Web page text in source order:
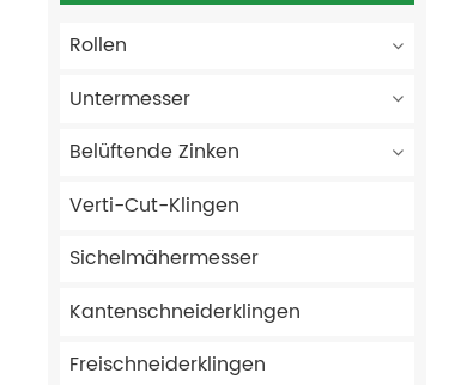
Rollen
Untermesser
Belüftende Zinken
Verti-Cut-Klingen
Sichelmähermesser
Kantenschneiderklingen
Freischneiderklingen